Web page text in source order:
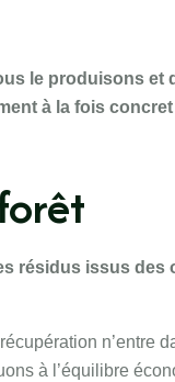
le produisons et
à la fois
résidus issus
n’entre
à l’équilibre